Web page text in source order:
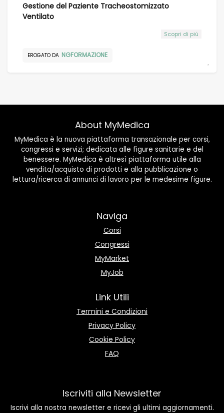
Gestione del Paziente Tracheostomizzato
Ventilato
Scopri di più
EROGATO DA NGFORMAZIONE
About MyMedica
MyMedica è la nuova piattaforma transazionale per corsi,
congressi e servizi; dedicata alle figure sanitarie e del
benessere. MyMedica è altresì piattaforma utile alla
vendita/acquisto di prodotti e alla pubblicazione o
lettura/ricerca di annunci di lavoro per le medesime figure.
Naviga
Corsi
Congressi
MyMarket
MyJob
Link Utili
Termini e Condizioni
Privacy Policy
Cookie Policy
FAQ
Iscriviti alla Newsletter
Iscrivi alla nostra newsletter e ricevi gli ultimi aggiornamenti.